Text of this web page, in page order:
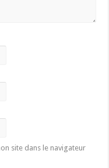
site dans le navigateur